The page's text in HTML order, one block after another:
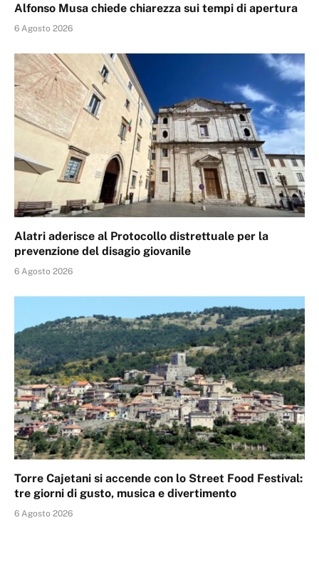
Alfonso Musa chiede chiarezza sui tempi di apertura
6 Agosto 2026
Alatri aderisce al Protocollo distrettuale per la
prevenzione del disagio giovanile
6 Agosto 2026
Torre Cajetani si accende con lo Street Food Festival:
tre giorni di gusto, musica e divertimento
6 Agosto 2026